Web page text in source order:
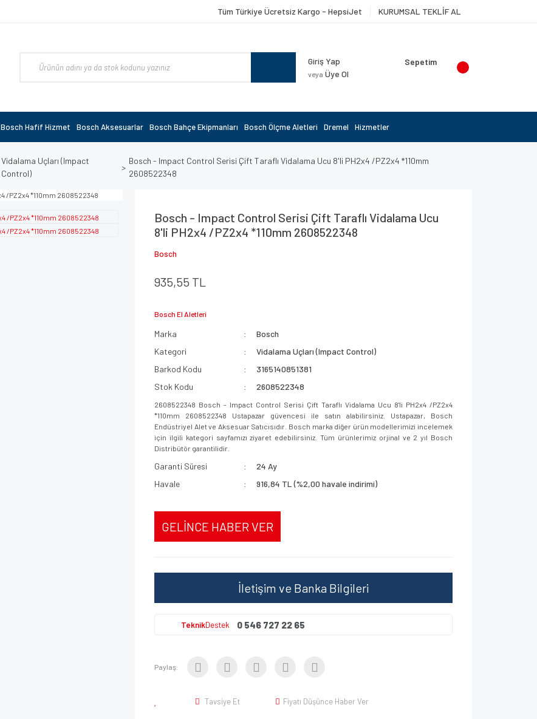
Tüm Türkiye Ücretsiz Kargo - HepsiJet KURUMSAL TEKLİF AL
Giriş Yap
veya Üye Ol
Sepetim
Bosch Hafif Hizmet Bosch Aksesuarlar Bosch Bahçe Ekipmanları Bosch Ölçme Aletleri Dremel Hizmetler
Vidalama Uçları (Impact
Control)
Bosch - Impact Control Serisi Çift Taraflı Vidalama Ucu 8'li PH2x4 /PZ2x4 *110mm
2608522348
Bosch - Impact Control Serisi Çift Taraflı Vidalama Ucu
8'li PH2x4 /PZ2x4 *110mm 2608522348
Bosch
935,55 TL
Bosch El Aletleri
Marka
Bosch
Kategori
Vidalama Uçları (Impact Control)
Barkod Kodu
3165140851381
Stok Kodu
2608522348
2608522348 Bosch - Impact Control Serisi Çift Taraflı Vidalama Ucu 8'li PH2x4 /PZ2x4
*110mm 2608522348 Ustapazar güvencesi ile satın alabilirsiniz. Ustapazar, Bosch
Endüstriyel Alet ve Aksesuar Satıcısıdır. Bosch marka diğer ürün modellerimizi incelemek
için ilgili kategori sayfamızı ziyaret edebilirsiniz. Tüm ürünlerimiz orjinal ve 2 yıl Bosch
Distribütör garantilidir.
Garanti Süresi
24 Ay
Havale
916,84 TL (%2,00 havale indirimi)
GELİNCE HABER VER
İletişim ve Banka Bilgileri
TeknikDestek 0 546 727 22 65
Paylaş:
Tavsiye Et Fiyatı Düşünce Haber Ver